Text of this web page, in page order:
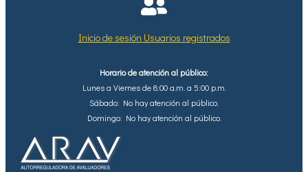
Inicio de sesión Usuarios registrados
Horario de atención al público:
Lunes a Viernes de 8:00 a.m. a 5:00 p.m.
Sábado: No hay atención al público.
Domingo: No hay atención al público.